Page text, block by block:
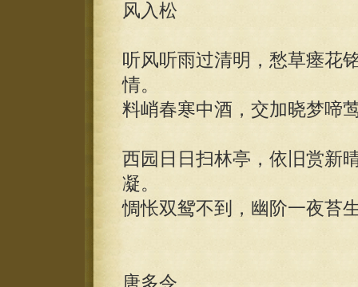
风入松
听风听雨过清明，愁草瘗花
情。
料峭春寒中酒，交加晓梦啼
西园日日扫林亭，依旧赏新
凝。
惆怅双鸳不到，幽阶一夜苔
唐多令